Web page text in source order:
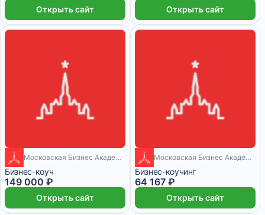
Открыть сайт Открыть сайт
6 месяцев Московская Бизнес Академия
Бизнес-коуч
149 000 ₽
Открыть сайт
1 месяц Московская Бизнес Академия
Бизнес-коучинг
64 167 ₽
Открыть сайт